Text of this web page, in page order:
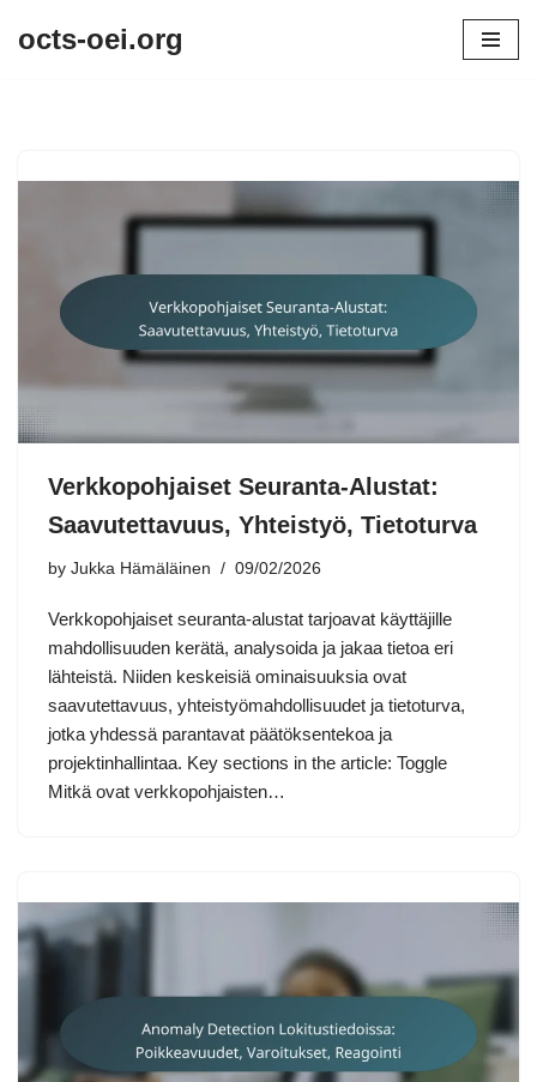
octs-oei.org
Verkkopohjaiset Seuranta-Alustat:
Saavutettavuus, Yhteistyö, Tietoturva
by Jukka Hämäläinen 09/02/2026
Verkkopohjaiset seuranta-alustat tarjoavat käyttäjille
mahdollisuuden kerätä, analysoida ja jakaa tietoa eri
lähteistä. Niiden keskeisiä ominaisuuksia ovat
saavutettavuus, yhteistyömahdollisuudet ja tietoturva,
jotka yhdessä parantavat päätöksentekoa ja
projektinhallintaa. Key sections in the article: Toggle
Mitkä ovat verkkopohjaisten…